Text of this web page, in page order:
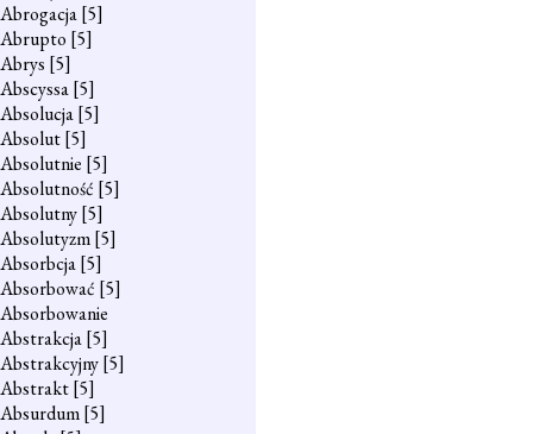
Abrogacja[5]
Abrupto [5]
Abrys [5]
Abscyssa[5]
Absolucja[5]
Absolut[5]
Absolutnie [5]
Absolutność [5]
Absolutny[5]
Absolutyzm[5]
Absorbcja[5]
Absorbować [5]
Absorbowanie
Abstrakcja[5]
Abstrakcyjny[5]
Abstrakt[5]
Absurdum[5]